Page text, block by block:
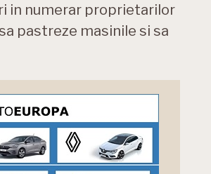
in numerar proprietarilor
pastreze masinile si sa